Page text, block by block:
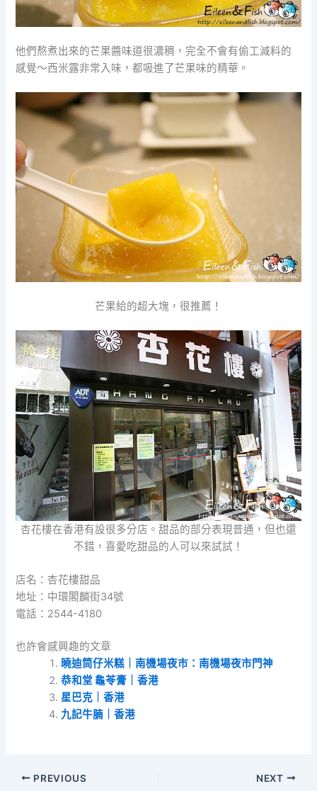
他們熬煮出來的芒果醬味道很濃稠，完全不會有偷工減料的
感覺～西米露非常入味，都吸進了芒果味的精華。
芒果給的超大塊，很推薦！
杏花樓在香港有設很多分店。甜品的部分表現普通，但也還
不錯，喜愛吃甜品的人可以來試試！
店名：杏花樓甜品
地址：中環閣麟街34號
電話：2544-4180
也許會感興趣的文章
曉迪筒仔米糕｜南機場夜市：南機場夜市門神
恭和堂 龜苓膏｜香港
星巴克｜香港
九記牛腩｜香港
PREVIOUS NEXT